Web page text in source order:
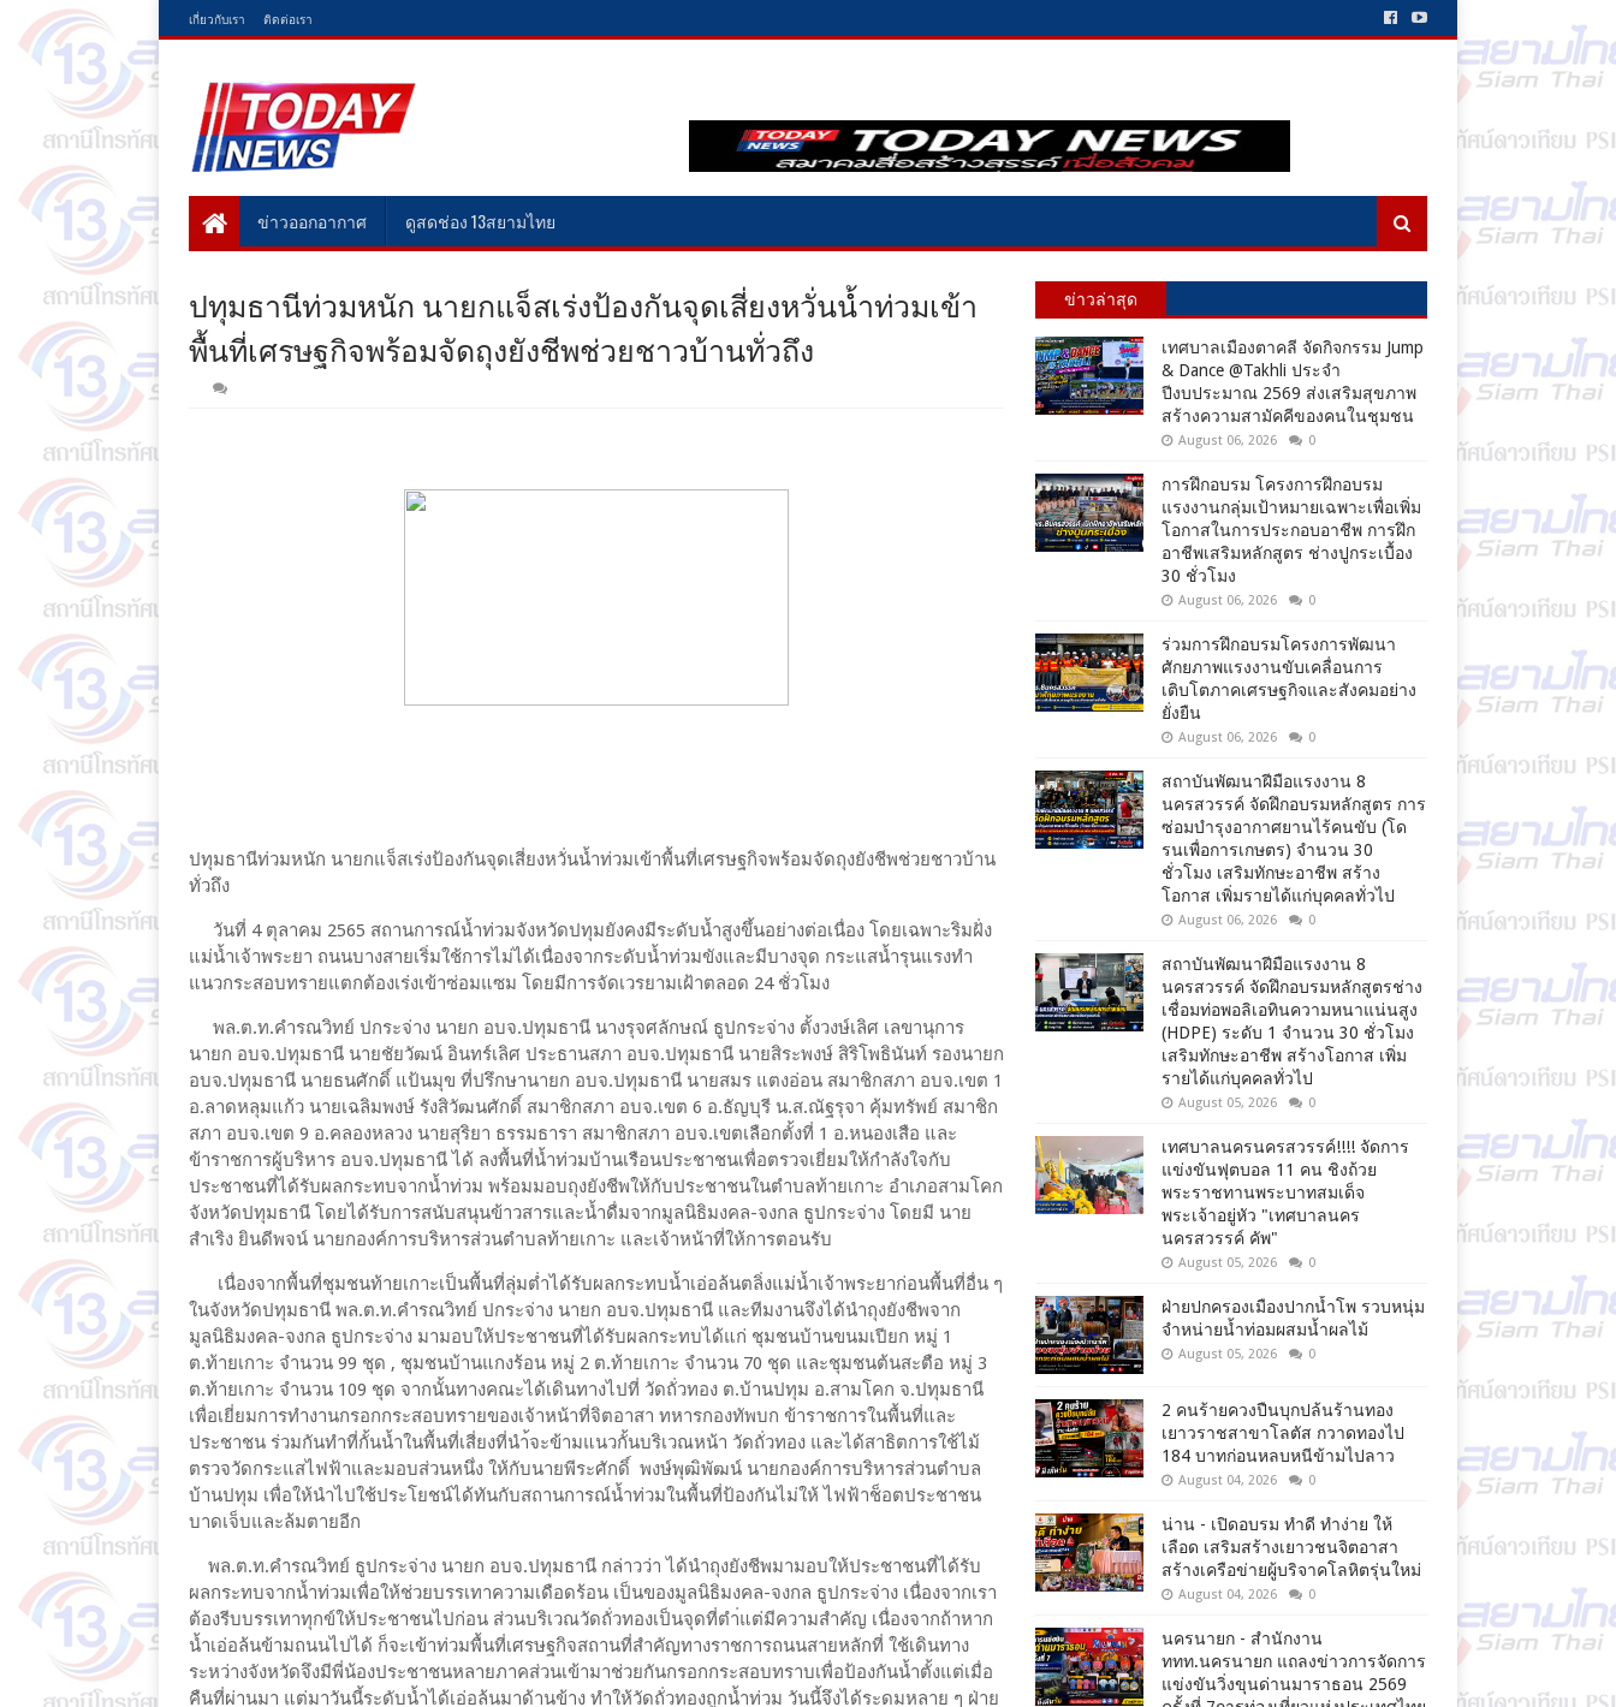
เกี่ยวกับเรา ติดต่อเรา
ข่าวออกอากาศ ดูสดช่อง 13สยามไทย
ปทุมธานีท่วมหนัก นายกแจ็สเร่งป้องกันจุดเสี่ยงหวั่นน้ำท่วมเข้า
พื้นที่เศรษฐกิจพร้อมจัดถุงยังชีพช่วยชาวบ้านทั่วถึง
ปทุมธานีท่วมหนัก นายกแจ็สเร่งป้องกันจุดเสี่ยงหวั่นน้ำท่วมเข้าพื้นที่เศรษฐกิจพร้อมจัดถุงยังชีพช่วยชาวบ้าน
ทั่วถึง
วันที่ 4 ตุลาคม 2565 สถานการณ์น้ำท่วมจังหวัดปทุมยังคงมีระดับน้ำสูงขึ้นอย่างต่อเนื่อง โดยเฉพาะริมฝั่ง
แม่น้ำเจ้าพระยา ถนนบางสายเริ่มใช้การไม่ได้เนื่องจากระดับน้ำท่วมขังและมีบางจุด กระแสน้ำรุนแรงทำ
แนวกระสอบทรายแตกต้องเร่งเข้าซ่อมแซม โดยมีการจัดเวรยามเฝ้าตลอด 24 ชั่วโมง
พล.ต.ท.คำรณวิทย์ ปกระจ่าง นายก อบจ.ปทุมธานี นางรุจศลักษณ์ ธูปกระจ่าง ตั้งวงษ์เลิศ เลขานุการ
นายก อบจ.ปทุมธานี นายชัยวัฒน์ อินทร์เลิศ ประธานสภา อบจ.ปทุมธานี นายสิระพงษ์ สิริโพธินันท์ รองนายก
อบจ.ปทุมธานี นายธนศักดิ์ แป้นมุข ที่ปรึกษานายก อบจ.ปทุมธานี นายสมร แตงอ่อน สมาชิกสภา อบจ.เขต 1
อ.ลาดหลุมแก้ว นายเฉลิมพงษ์ รังสิวัฒนศักดิ์ สมาชิกสภา อบจ.เขต 6 อ.ธัญบุรี น.ส.ณัฐรุจา คุ้มทรัพย์ สมาชิก
สภา อบจ.เขต 9 อ.คลองหลวง นายสุริยา ธรรมธารา สมาชิกสภา อบจ.เขตเลือกตั้งที่ 1 อ.หนองเสือ และ
ข้าราชการผู้บริหาร อบจ.ปทุมธานี ได้ ลงพื้นที่น้ำท่วมบ้านเรือนประชาชนเพื่อตรวจเยี่ยมให้กำลังใจกับ
ประชาชนที่ได้รับผลกระทบจากน้ำท่วม พร้อมมอบถุงยังชีพให้กับประชาชนในตำบลท้ายเกาะ อำเภอสามโคก
จังหวัดปทุมธานี โดยได้รับการสนับสนุนข้าวสารและน้ำดื่มจากมูลนิธิมงคล-จงกล ธูปกระจ่าง โดยมี นาย
สำเริง ยินดีพจน์ นายกองค์การบริหารส่วนตำบลท้ายเกาะ และเจ้าหน้าที่ให้การตอนรับ
เนื่องจากพื้นที่ชุมชนท้ายเกาะเป็นพื้นที่ลุ่มต่ำได้รับผลกระทบน้ำเอ่อล้นตลิ่งแม่น้ำเจ้าพระยาก่อนพื้นที่อื่น ๆ
ในจังหวัดปทุมธานี พล.ต.ท.คำรณวิทย์ ปกระจ่าง นายก อบจ.ปทุมธานี และทีมงานจึงได้นำถุงยังชีพจาก
มูลนิธิมงคล-จงกล ธูปกระจ่าง มามอบให้ประชาชนที่ได้รับผลกระทบได้แก่ ชุมชนบ้านขนมเปียก หมู่ 1
ต.ท้ายเกาะ จำนวน 99 ชุด , ชุมชนบ้านแกงร้อน หมู่ 2 ต.ท้ายเกาะ จำนวน 70 ชุด และชุมชนต้นสะตือ หมู่ 3
ต.ท้ายเกาะ จำนวน 109 ชุด จากนั้นทางคณะได้เดินทางไปที่ วัดถั่วทอง ต.บ้านปทุม อ.สามโคก จ.ปทุมธานี
เพื่อเยี่ยมการทำงานกรอกกระสอบทรายของเจ้าหน้าที่จิตอาสา ทหารกองทัพบก ข้าราชการในพื้นที่และ
ประชาชน ร่วมกันทำที่กั้นน้ำในพื้นที่เสี่ยงที่นำ้จะข้ามแนวกั้นบริเวณหน้า วัดถั่วทอง และได้สาธิตการใช้ไม้
ตรวจวัดกระแสไฟฟ้าและมอบส่วนหนึ่ง ให้กับนายพีระศักดิ์ พงษ์พุฒิพัฒน์ นายกองค์การบริหารส่วนตำบล
บ้านปทุม เพื่อให้นำไปใช้ประโยชน์ได้ทันกับสถานการณ์น้ำท่วมในพื้นที่ป้องกันไม่ให้ ไฟฟ้าช็อตประชาชน
บาดเจ็บและล้มตายอีก
พล.ต.ท.คำรณวิทย์ ธูปกระจ่าง นายก อบจ.ปทุมธานี กล่าวว่า ได้นำถุงยังชีพมามอบให้ประชาชนที่ได้รับ
ผลกระทบจากน้ำท่วมเพื่อให้ช่วยบรรเทาความเดือดร้อน เป็นของมูลนิธิมงคล-จงกล ธูปกระจ่าง เนื่องจากเรา
ต้องรีบบรรเทาทุกข์ให้ประชาชนไปก่อน ส่วนบริเวณวัดถั่วทองเป็นจุดที่ตำ่แต่มีความสำคัญ เนื่องจากถ้าหาก
น้ำเอ่อล้นข้ามถนนไปได้ ก็จะเข้าท่วมพื้นที่เศรษฐกิจสถานที่สำคัญทางราชการถนนสายหลักที่ ใช้เดินทาง
ระหว่างจังหวัดจึงมีพี่น้องประชาชนหลายภาคส่วนเข้ามาช่วยกันกรอกกระสอบทราบเพื่อป้องกันน้ำตั้งแต่เมื่อ
คืนที่ผ่านมา แต่มาวันนี้ระดับน้ำได้เอ่อล้นมาด้านข้าง ทำให้วัดถั่วทองถูกน้ำท่วม วันนี้จึงได้ระดมหลาย ๆ ฝ่าย
ข่าวล่าสุด
เทศบาลเมืองตาคลี จัดกิจกรรม Jump
& Dance @Takhli ประจำ
ปีงบประมาณ 2569 ส่งเสริมสุขภาพ
สร้างความสามัคคีของคนในชุมชน
August 06, 2026 0
การฝึกอบรม โครงการฝึกอบรม
แรงงานกลุ่มเป้าหมายเฉพาะเพื่อเพิ่ม
โอกาสในการประกอบอาชีพ การฝึก
อาชีพเสริมหลักสูตร ช่างปูกระเบื้อง
30 ชั่วโมง
August 06, 2026 0
ร่วมการฝึกอบรมโครงการพัฒนา
ศักยภาพแรงงานขับเคลื่อนการ
เติบโตภาคเศรษฐกิจและสังคมอย่าง
ยั่งยืน
August 06, 2026 0
สถาบันพัฒนาฝีมือแรงงาน 8
นครสวรรค์ จัดฝึกอบรมหลักสูตร การ
ซ่อมบำรุงอากาศยานไร้คนขับ (โด
รนเพื่อการเกษตร) จำนวน 30
ชั่วโมง เสริมทักษะอาชีพ สร้าง
โอกาส เพิ่มรายได้แก่บุคคลทั่วไป
August 06, 2026 0
สถาบันพัฒนาฝีมือแรงงาน 8
นครสวรรค์ จัดฝึกอบรมหลักสูตรช่าง
เชื่อมท่อพอลิเอทินความหนาแน่นสูง
(HDPE) ระดับ 1 จำนวน 30 ชั่วโมง
เสริมทักษะอาชีพ สร้างโอกาส เพิ่ม
รายได้แก่บุคคลทั่วไป
August 05, 2026 0
เทศบาลนครนครสวรรค์!!!! จัดการ
แข่งขันฟุตบอล 11 คน ชิงถ้วย
พระราชทานพระบาทสมเด็จ
พระเจ้าอยู่หัว "เทศบาลนคร
นครสวรรค์ คัพ"
August 05, 2026 0
ฝ่ายปกครองเมืองปากน้ำโพ รวบหนุ่ม
จำหน่ายน้ำท่อมผสมน้ำผลไม้
August 05, 2026 0
2 คนร้ายควงปืนบุกปล้นร้านทอง
เยาวราชสาขาโลตัส กวาดทองไป
184 บาทก่อนหลบหนีข้ามไปลาว
August 04, 2026 0
น่าน - เปิดอบรม ทำดี ทำง่าย ให้
เลือด เสริมสร้างเยาวชนจิตอาสา
สร้างเครือข่ายผู้บริจาคโลหิตรุ่นใหม่
August 04, 2026 0
นครนายก - สำนักงาน
ททท.นครนายก แถลงข่าวการจัดการ
แข่งขันวิ่งขุนด่านมาราธอน 2569